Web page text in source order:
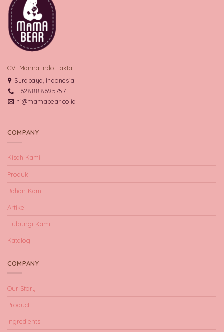
CV. Manna Indo Lakta
Surabaya, Indonesia
+628888695757
hi@mamabear.co.id
COMPANY
Kisah Kami
Produk
Bahan Kami
Artikel
Hubungi Kami
Katalog
COMPANY
Our Story
Product
Ingredients